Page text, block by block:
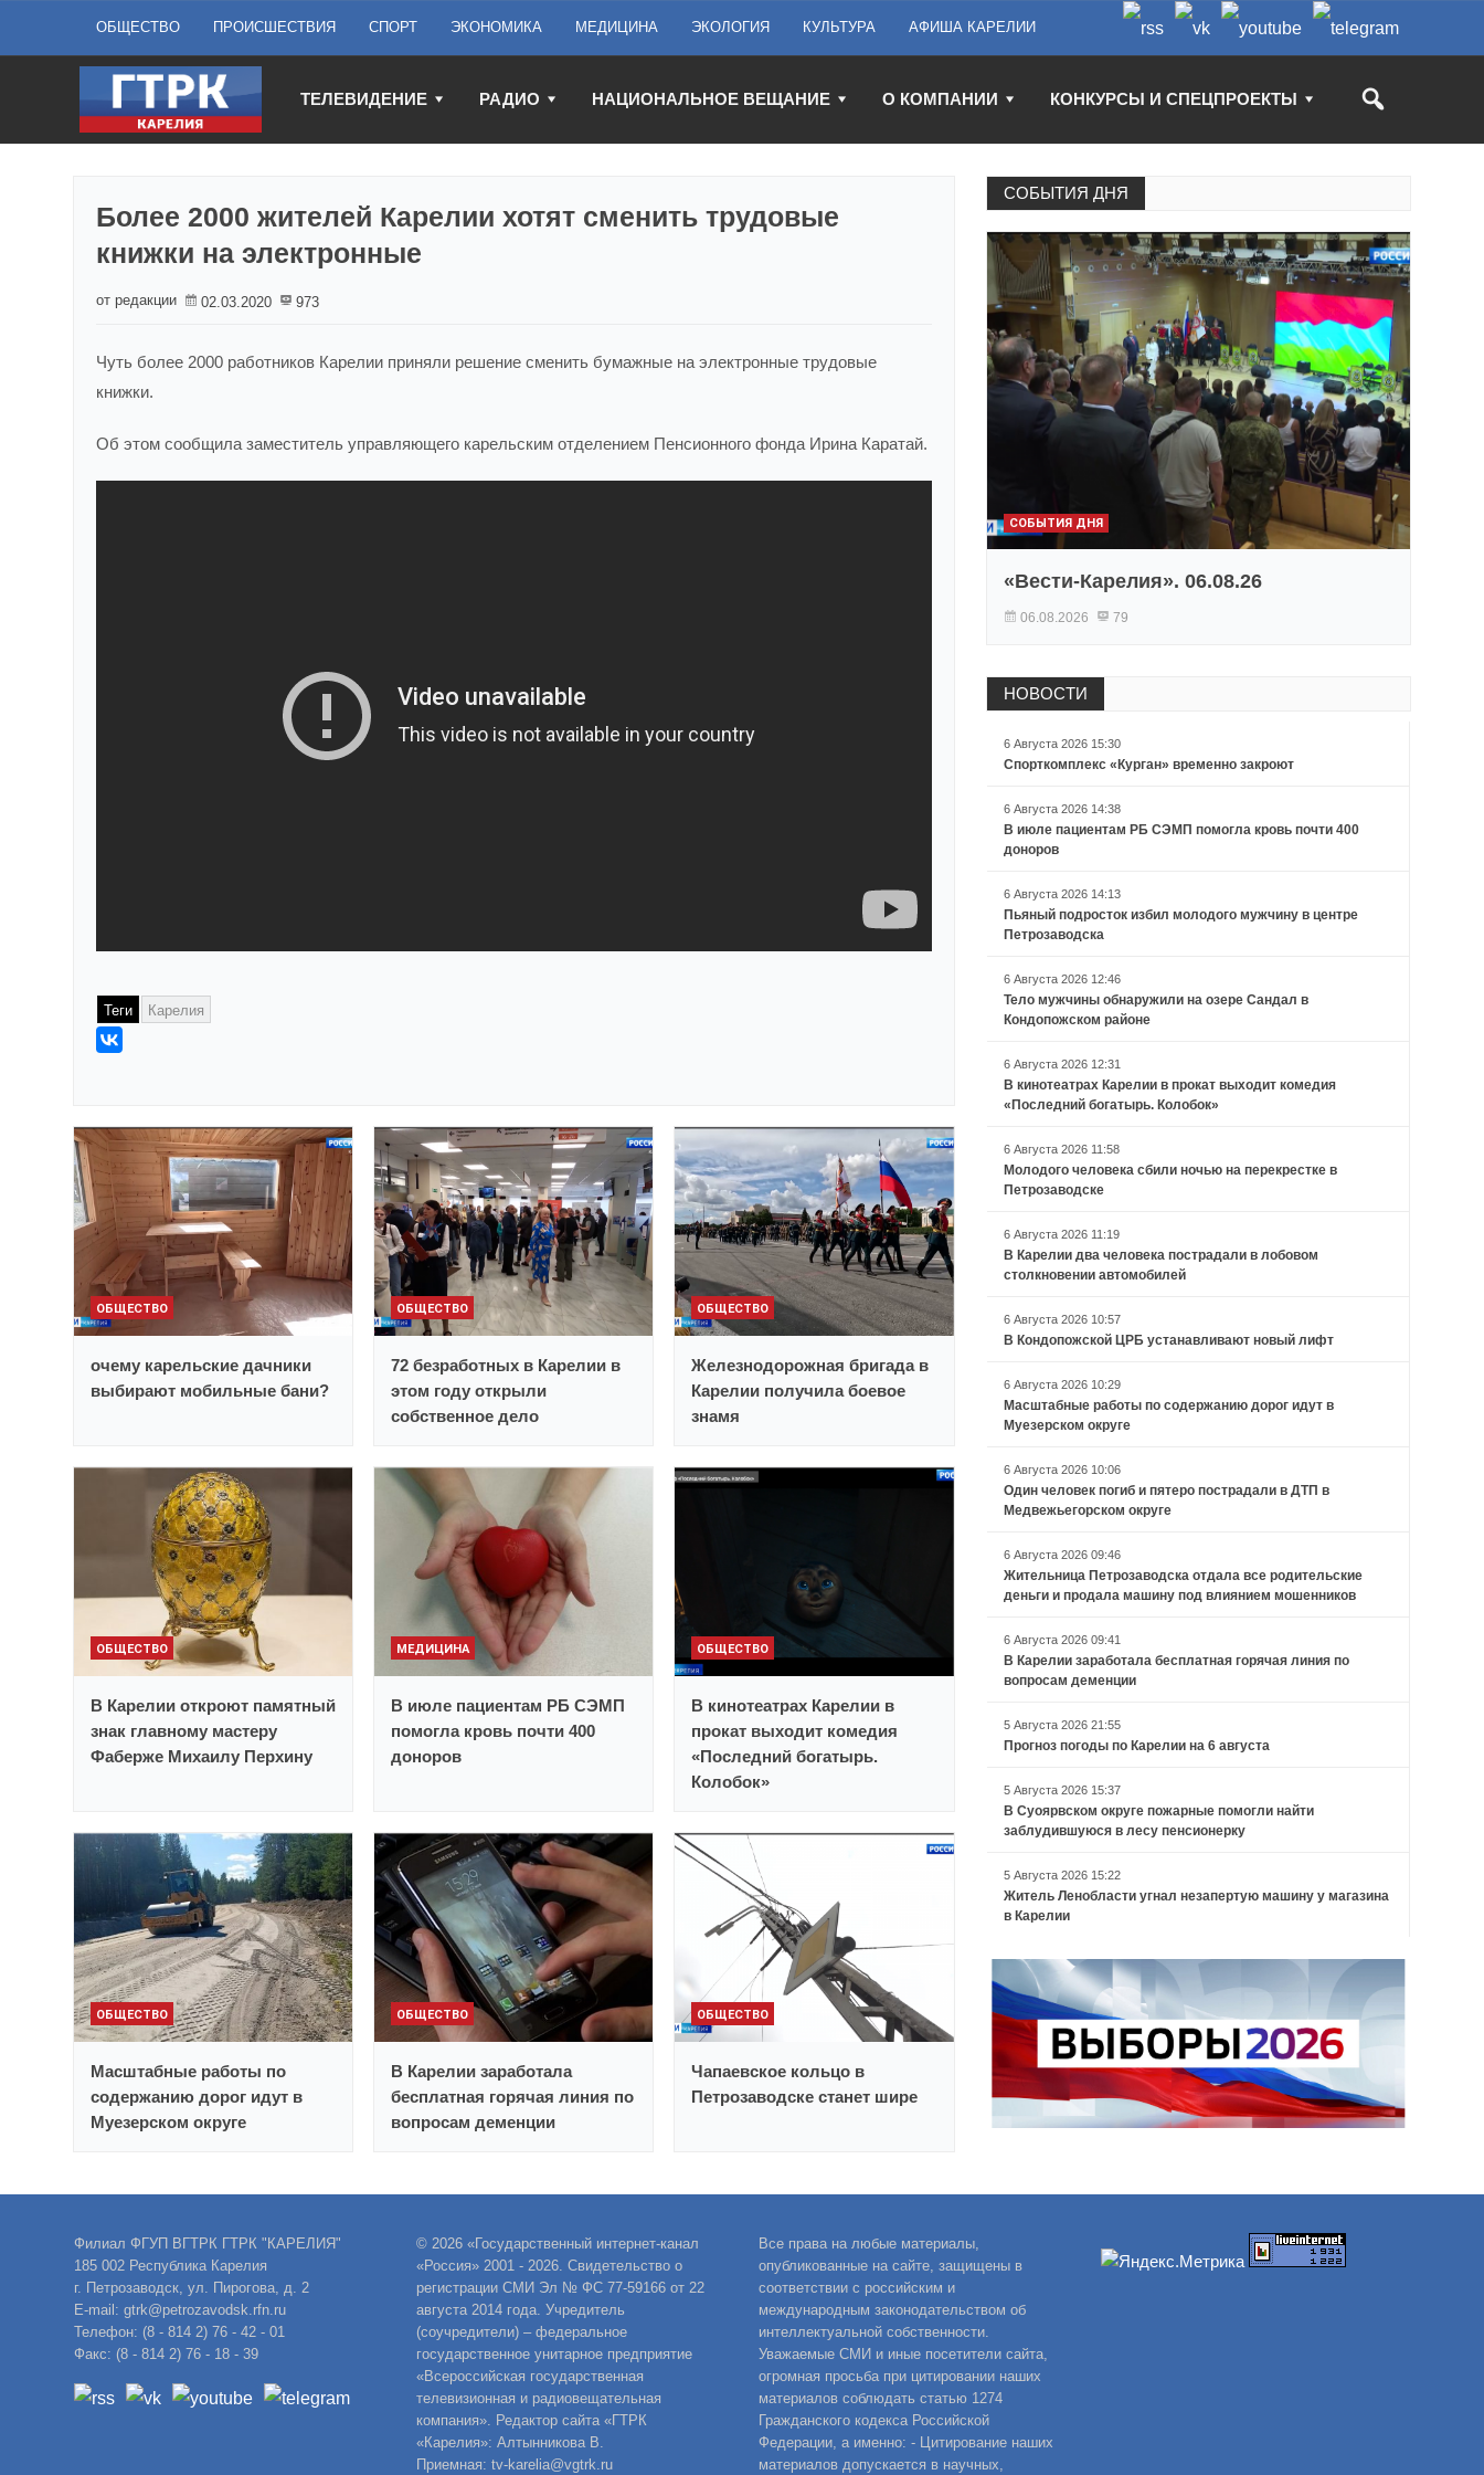
ОБЩЕСТВО ПРОИСШЕСТВИЯ СПОРТ ЭКОНОМИКА МЕДИЦИНА ЭКОЛОГИЯ КУЛЬТУРА АФИША КАРЕЛИИ
ТЕЛЕВИДЕНИЕ РАДИО НАЦИОНАЛЬНОЕ ВЕЩАНИЕ О КОМПАНИИ КОНКУРСЫ И СПЕЦПРОЕКТЫ
Более 2000 жителей Карелии хотят сменить трудовые
книжки на электронные
от редакции 02.03.2020 973
Чуть более 2000 работников Карелии приняли решение сменить бумажные на электронные трудовые
книжки.
Об этом сообщила заместитель управляющего карельским отделением Пенсионного фонда Ирина Каратай.
Теги Карелия
ОБЩЕСТВО
очему карельские дачники
выбирают мобильные бани?
ОБЩЕСТВО
72 безработных в Карелии в
этом году открыли
собственное дело
ОБЩЕСТВО
Железнодорожная бригада в
Карелии получила боевое
знамя
ОБЩЕСТВО
В Карелии откроют памятный
знак главному мастеру
Фаберже Михаилу Перхину
МЕДИЦИНА
В июле пациентам РБ СЭМП
помогла кровь почти 400
доноров
ОБЩЕСТВО
В кинотеатрах Карелии в
прокат выходит комедия
«Последний богатырь.
Колобок»
ОБЩЕСТВО
Масштабные работы по
содержанию дорог идут в
Муезерском округе
ОБЩЕСТВО
В Карелии заработала
бесплатная горячая линия по
вопросам деменции
ОБЩЕСТВО
Чапаевское кольцо в
Петрозаводске станет шире
СОБЫТИЯ ДНЯ
СОБЫТИЯ ДНЯ
«Вести-Карелия». 06.08.26
06.08.2026 79
НОВОСТИ
6 Августа 2026 15:30
Спорткомплекс «Курган» временно закроют
6 Августа 2026 14:38
В июле пациентам РБ СЭМП помогла кровь почти 400
доноров
6 Августа 2026 14:13
Пьяный подросток избил молодого мужчину в центре
Петрозаводска
6 Августа 2026 12:46
Тело мужчины обнаружили на озере Сандал в
Кондопожском районе
6 Августа 2026 12:31
В кинотеатрах Карелии в прокат выходит комедия
«Последний богатырь. Колобок»
6 Августа 2026 11:58
Молодого человека сбили ночью на перекрестке в
Петрозаводске
6 Августа 2026 11:19
В Карелии два человека пострадали в лобовом
столкновении автомобилей
6 Августа 2026 10:57
В Кондопожской ЦРБ устанавливают новый лифт
6 Августа 2026 10:29
Масштабные работы по содержанию дорог идут в
Муезерском округе
6 Августа 2026 10:06
Один человек погиб и пятеро пострадали в ДТП в
Медвежьегорском округе
6 Августа 2026 09:46
Жительница Петрозаводска отдала все родительские
деньги и продала машину под влиянием мошенников
6 Августа 2026 09:41
В Карелии заработала бесплатная горячая линия по
вопросам деменции
5 Августа 2026 21:55
Прогноз погоды по Карелии на 6 августа
5 Августа 2026 15:37
В Суоярвском округе пожарные помогли найти
заблудившуюся в лесу пенсионерку
5 Августа 2026 15:22
Житель Ленобласти угнал незапертую машину у магазина
в Карелии
Филиал ФГУП ВГТРК ГТРК "КАРЕЛИЯ"
185 002 Республика Карелия
г. Петрозаводск, ул. Пирогова, д. 2
E-mail: gtrk@petrozavodsk.rfn.ru
Телефон: (8 - 814 2) 76 - 42 - 01
Факс: (8 - 814 2) 76 - 18 - 39
© 2026 «Государственный интернет-канал
«Россия» 2001 - 2026. Свидетельство о
регистрации СМИ Эл № ФС 77-59166 от 22
августа 2014 года. Учредитель
(соучредители) – федеральное
государственное унитарное предприятие
«Всероссийская государственная
телевизионная и радиовещательная
компания». Редактор сайта «ГТРК
«Карелия»: Алтынникова В.
Приемная: tv-karelia@vgtrk.ru
Все права на любые материалы,
опубликованные на сайте, защищены в
соответствии с российским и
международным законодательством об
интеллектуальной собственности.
Уважаемые СМИ и иные посетители сайта,
огромная просьба при цитировании наших
материалов соблюдать статью 1274
Гражданского кодекса Российской
Федерации, а именно: - Цитирование наших
материалов допускается в научных,